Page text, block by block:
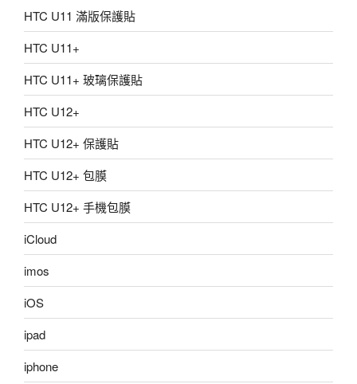
HTC U11 滿版保護貼
HTC U11+
HTC U11+ 玻璃保護貼
HTC U12+
HTC U12+ 保護貼
HTC U12+ 包膜
HTC U12+ 手機包膜
iCloud
imos
iOS
ipad
iphone